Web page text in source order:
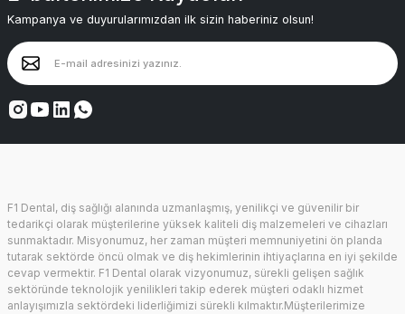
Kampanya ve duyurularımızdan ilk sizin haberiniz olsun!
F1 Dental, diş sağlığı alanında uzmanlaşmış, yenilikçi ve güvenilir bir
tedarikçi olarak müşterilerine yüksek kaliteli diş malzemeleri ve cihazları
sunmaktadır. Misyonumuz, her zaman müşteri memnuniyetini ön planda
tutarak sektörde öncü olmak ve diş hekimlerinin ihtiyaçlarına en iyi şekilde
cevap vermektir. F1 Dental olarak vizyonumuz, sürekli gelişen sağlık
sektöründe teknolojik yenilikleri takip ederek müşteri odaklı hizmet
anlayışımızla sektördeki liderliğimizi sürekli kılmaktır.Müşterilerimize